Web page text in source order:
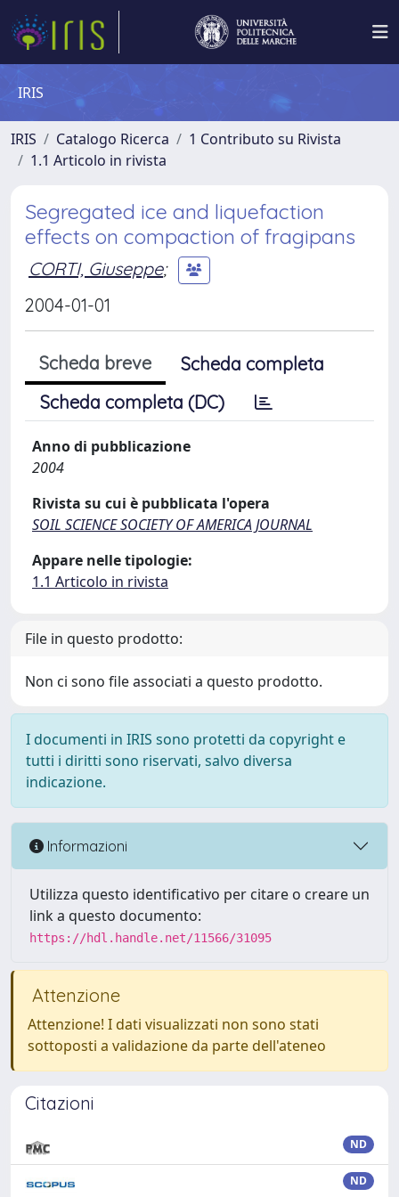
IRIS
IRIS Catalogo Ricerca
1 Contributo su Rivista
1.1 Articolo in rivista
Segregated ice and liquefaction
effects on compaction of fragipans
CORTI, Giuseppe;
2004-01-01
Scheda breve
Scheda completa
Scheda completa (DC)
Anno di pubblicazione
2004
Rivista su cui è pubblicata l'opera
SOIL SCIENCE SOCIETY OF AMERICA JOURNAL
Appare nelle tipologie:
1.1 Articolo in rivista
File in questo prodotto:
Non ci sono file associati a questo prodotto.
I documenti in IRIS sono protetti da copyright e
tutti i diritti sono riservati, salvo diversa
indicazione.
Informazioni
Utilizza questo identificativo per citare o creare un
link a questo documento:
https://hdl.handle.net/11566/31095
Attenzione
Attenzione! I dati visualizzati non sono stati
sottoposti a validazione da parte dell'ateneo
Citazioni
ND
ND